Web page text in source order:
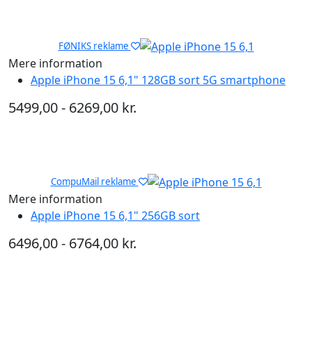
FØNIKS reklame
Mere information
Apple iPhone 15 6,1" 128GB sort 5G smartphone
5499,00 - 6269,00 kr.
CompuMail reklame
Mere information
Apple iPhone 15 6,1" 256GB sort
6496,00 - 6764,00 kr.